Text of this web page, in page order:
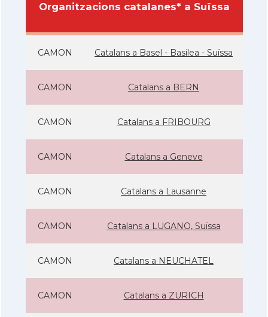
Organitzacions catalanes* a Suïssa
CAMON Catalans a Basel - Basilea - Suïssa
CAMON Catalans a BERN
CAMON Catalans a FRIBOURG
CAMON Catalans a Geneve
CAMON Catalans a Lausanne
CAMON Catalans a LUGANO, Suïssa
CAMON Catalans a NEUCHATEL
CAMON Catalans a ZURICH